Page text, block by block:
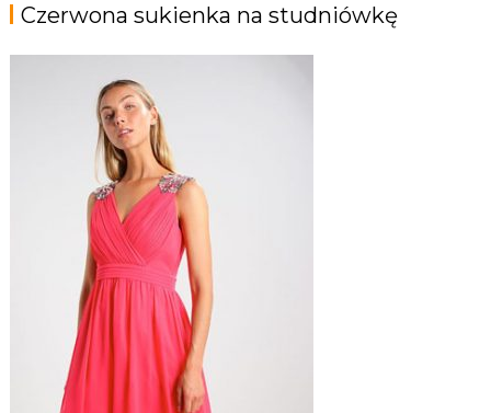
Czerwona sukienka na studniówkę